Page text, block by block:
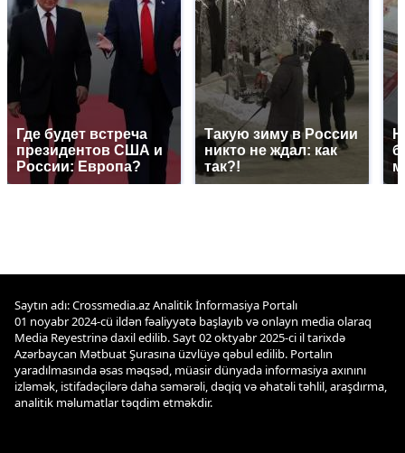
Где будет встреча
президентов США и
России: Европа?
Такую зиму в России
никто не ждал: как
так?!
Saytın adı: Crossmedia.az Analitik İnformasiya Portalı
01 noyabr 2024-cü ildən fəaliyyətə başlayıb və onlayn media olaraq
Media Reyestrinə daxil edilib. Sayt 02 oktyabr 2025-ci il tarixdə
Azərbaycan Mətbuat Şurasına üzvlüyə qəbul edilib. Portalın
yaradılmasında əsas məqsəd, müasir dünyada informasiya axınını
izləmək, istifadəçilərə daha səmərəli, dəqiq və əhatəli təhlil, araşdırma,
analitik məlumatlar təqdim etməkdir.